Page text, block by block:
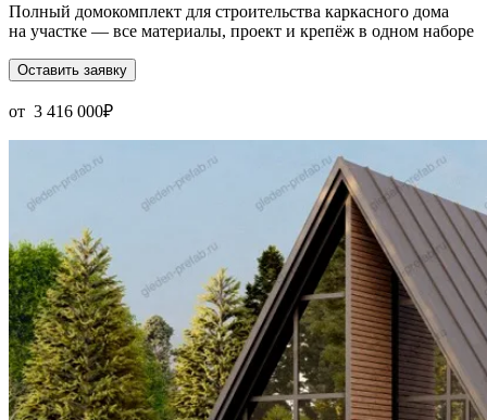
Полный домокомплект для строительства каркасного дома
на участке — все материалы, проект и крепёж в одном наборе
Оставить заявку
от 3 416 000₽